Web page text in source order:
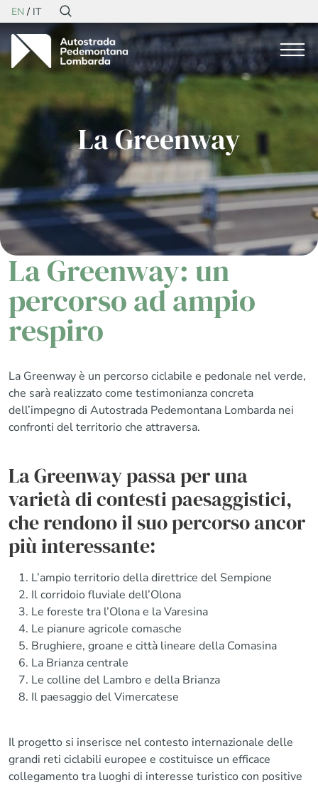
EN IT
La Greenway
La Greenway: un
percorso ad ampio
respiro
La Greenway è un percorso ciclabile e pedonale nel verde,
che sarà realizzato come testimonianza concreta
dell’impegno di Autostrada Pedemontana Lombarda nei
confronti del territorio che attraversa.
La Greenway passa per una
varietà di contesti paesaggistici,
che rendono il suo percorso ancor
più interessante:
L’ampio territorio della direttrice del Sempione
Il corridoio fluviale dell’Olona
Le foreste tra l’Olona e la Varesina
Le pianure agricole comasche
Brughiere, groane e città lineare della Comasina
La Brianza centrale
Le colline del Lambro e della Brianza
Il paesaggio del Vimercatese
Il progetto si inserisce nel contesto internazionale delle
grandi reti ciclabili europee e costituisce un efficace
collegamento tra luoghi di interesse turistico con positive